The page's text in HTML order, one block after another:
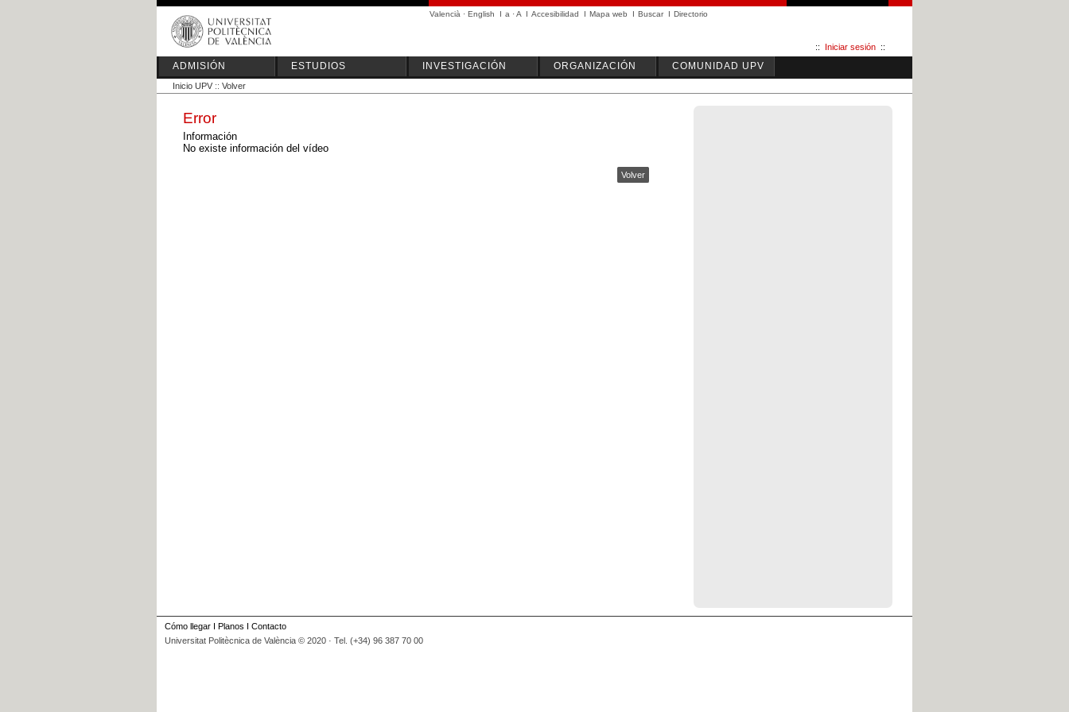
Valencià · English I a ·A I Accesibilidad I Mapa web I Buscar I Directorio
:: Iniciar sesión ::
ADMISIÓN ESTUDIOS INVESTIGACIÓN ORGANIZACIÓN COMUNIDAD UPV
Inicio UPV :: Volver
Error
Información
No existe información del vídeo
Volver
Cómo llegar I Planos I Contacto
Universitat Politècnica de València © 2020 · Tel. (+34) 96 387 70 00